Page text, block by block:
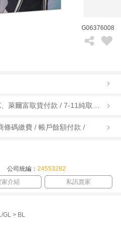
G06376008
條碼繳費 / 帳戶餘額付款 /
司統編： 24553282
家介紹 私訊賣家
GL > BL